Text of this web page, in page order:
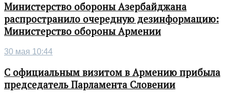
Министерство обороны Азербайджана
распространило очередную дезинформацию:
Министерство обороны Армении
30 мая 10:44
С официальным визитом в Армению прибыла
председатель Парламента Словении